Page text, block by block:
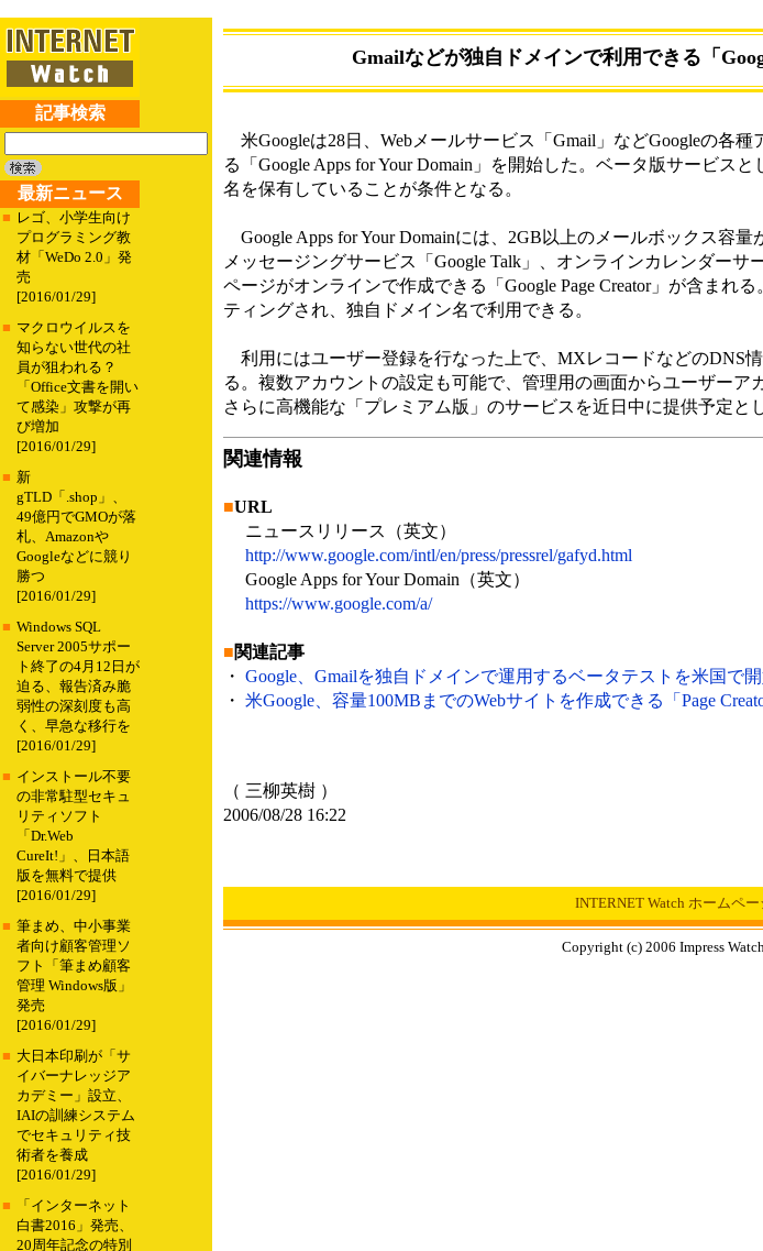
記事検索
最新ニュース
■ レゴ、小学生向け
プログラミング教
材「WeDo 2.0」発
売
[2016/01/29]
■ マクロウイルスを
知らない世代の社
員が狙われる？
「Office文書を開い
て感染」攻撃が再
び増加
[2016/01/29]
■ 新
gTLD「.shop」、
49億円でGMOが落
札、Amazonや
Googleなどに競り
勝つ
[2016/01/29]
■ Windows SQL
Server 2005サポー
ト終了の4月12日が
迫る、報告済み脆
弱性の深刻度も高
く、早急な移行を
[2016/01/29]
■ インストール不要
の非常駐型セキュ
リティソフト
「Dr.Web
CureIt!」、日本語
版を無料で提供
[2016/01/29]
■ 筆まめ、中小事業
者向け顧客管理ソ
フト「筆まめ顧客
管理 Windows版」
発売
[2016/01/29]
■ 大日本印刷が「サ
イバーナレッジア
カデミー」設立、
IAIの訓練システム
でセキュリティ技
術者を養成
[2016/01/29]
■
「インターネット
白書2016」発売、
20周年記念の特別
Gmailなどが独自ドメインで利用できる「
米Googleは28日、Webメールサービス「Gmail」などGoogleの各
る「Google Apps for Your Domain」を開始した。ベータ版サービス
名を保有していることが条件となる。
Google Apps for Your Domainには、2GB以上のメールボックス容
メッセージングサービス「Google Talk」、オンラインカレンダーサ
ページがオンラインで作成できる「Google Page Creator」が含まれ
ティングされ、独自ドメイン名で利用できる。
利用にはユーザー登録を行なった上で、MXレコードなどのDNS
る。複数アカウントの設定も可能で、管理用の画面からユーザーア
さらに高機能な「プレミアム版」のサービスを近日中に提供予定と
関連情報
■URL
ニュースリリース（英文）
http://www.google.com/intl/en/press/pressrel/gafyd.html
Google Apps for Your Domain（英文）
https://www.google.com/a/
■関連記事
・ Google、Gmailを独自ドメインで運用するベータテストを米国で開
・ 米Google、容量100MBまでのWebサイトを作成できる「Page
（ 三柳英樹 ）
2006/08/28 16:22
INTERNET Watch ホームペー
Copyright (c) 2006 Impress